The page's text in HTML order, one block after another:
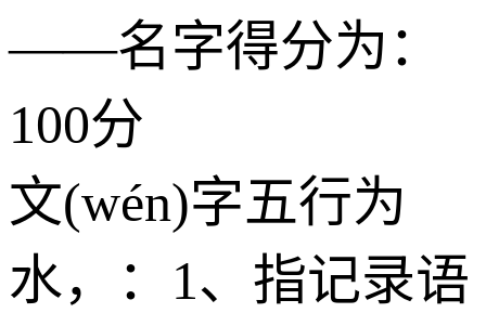
——名字得分为：
100分
文(wén)字五行为
水，：1、指记录语